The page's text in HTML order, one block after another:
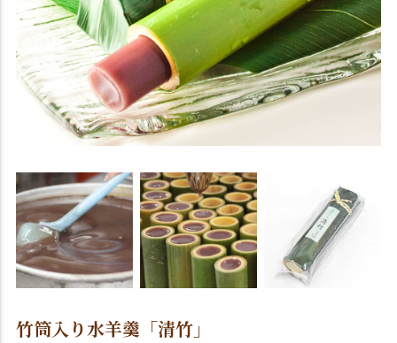
竹筒入り水羊羹「清竹」